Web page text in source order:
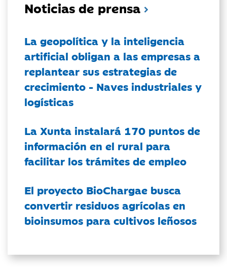
Noticias de prensa
La geopolítica y la inteligencia
artificial obligan a las empresas a
replantear sus estrategias de
crecimiento - Naves industriales y
logísticas
La Xunta instalará 170 puntos de
información en el rural para
facilitar los trámites de empleo
El proyecto BioChargae busca
convertir residuos agrícolas en
bioinsumos para cultivos leñosos